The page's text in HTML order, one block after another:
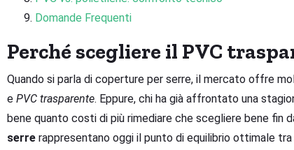
Domande Frequenti
Perché scegliere il PVC
Quando si parla di coperture per serre, il mercato offre
e PVC trasparente. Eppure, chi ha già affrontato una
bene quanto costi di più rimediare che scegliere bene fin
serre rappresentano oggi il punto di equilibrio ottimale